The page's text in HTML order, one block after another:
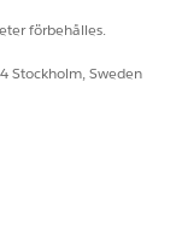
förbehålles.
Stockholm, Sweden